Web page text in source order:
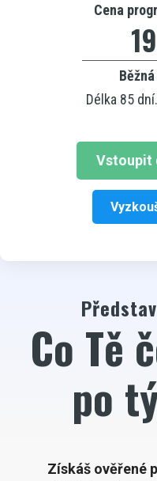
Cena
Délka 85
Vstoupit
Co Tě
po
Získáš ověřené